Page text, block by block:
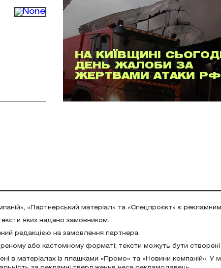
НА КИЇВЩИНІ
ДЕНЬ ЖАЛОБИ ЗА
ЖЕРТВАМИ АТАКИ РФ
«Партнерський матеріал» та «Спецпроєкт» є
яких надано замовником.
редакцією на замовлення партнера.
або кастомному форматі; тексти можуть бути
в матеріалах із плашками «Промо» та «Новини компаній». У